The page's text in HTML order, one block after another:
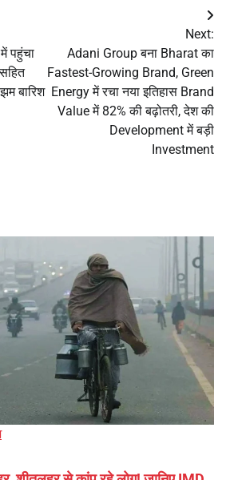
पहुंचा
बारिश
Next:
Adani Group बना Bharat का
Fastest-Growing Brand, Green
Energy में रचा नया इतिहास Brand
Value में 82% की बढ़ोतरी, देश की
Development में बड़ी
Investment